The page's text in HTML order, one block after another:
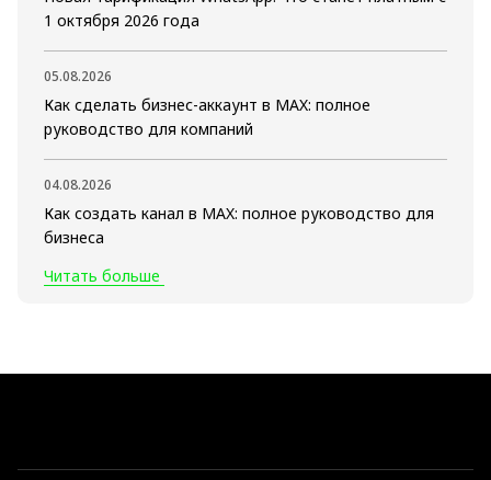
1 октября 2026 года
05.08.2026
Как сделать бизнес-аккаунт в MAX: полное
руководство для компаний
04.08.2026
Как создать канал в MAX: полное руководство для
бизнеса
Читать больше